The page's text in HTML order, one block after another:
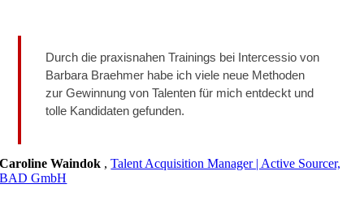
Durch die praxisnahen Trainings bei Intercessio von
Barbara Braehmer habe ich viele neue Methoden
zur Gewinnung von Talenten für mich entdeckt und
tolle Kandidaten gefunden.
Caroline Waindok ,Talent Acquisition Manager | Active Sourcer,
BAD GmbH